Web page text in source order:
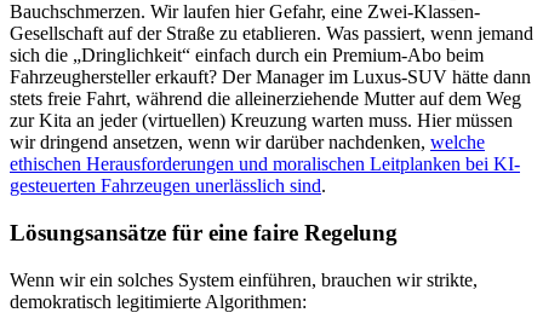
Bauchschmerzen. Wir laufen hier Gefahr, eine Zwei-Klassen-
Gesellschaft auf der Straße zu etablieren. Was passiert, wenn jemand
sich die „Dringlichkeit“ einfach durch ein Premium-Abo beim
Fahrzeughersteller erkauft? Der Manager im Luxus-SUV hätte dann
stets freie Fahrt, während die alleinerziehende Mutter auf dem Weg
zur Kita an jeder (virtuellen) Kreuzung warten muss. Hier müssen
wir dringend ansetzen, wenn wir darüber nachdenken, welche
ethischen Herausforderungen und moralischen Leitplanken bei KI-
gesteuerten Fahrzeugen unerlässlich sind.
Lösungsansätze für eine faire Regelung
Wenn wir ein solches System einführen, brauchen wir strikte,
demokratisch legitimierte Algorithmen: